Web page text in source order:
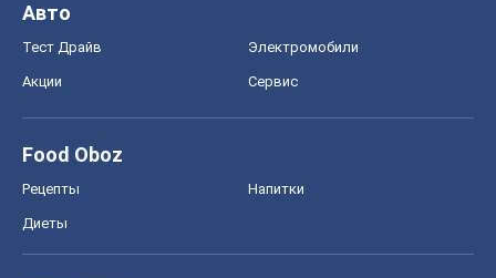
Авто
Тест Драйв Электромобили
Акции Сервис
Food Oboz
Рецепты Напитки
Диеты